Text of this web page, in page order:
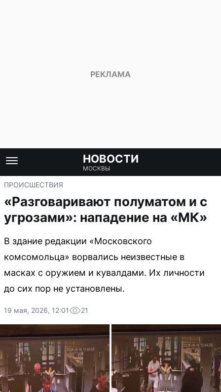
НОВОСТИ
МОСКВЫ
ПРОИСШЕСТВИЯ
«Разговаривают полуматом и с
угрозами»: нападение на «МК»
В здание редакции «Московского
комсомольца» ворвались неизвестные в
масках с оружием и кувалдами. Их личности
до сих пор не установлены.
19 мая, 2026, 12:01 21